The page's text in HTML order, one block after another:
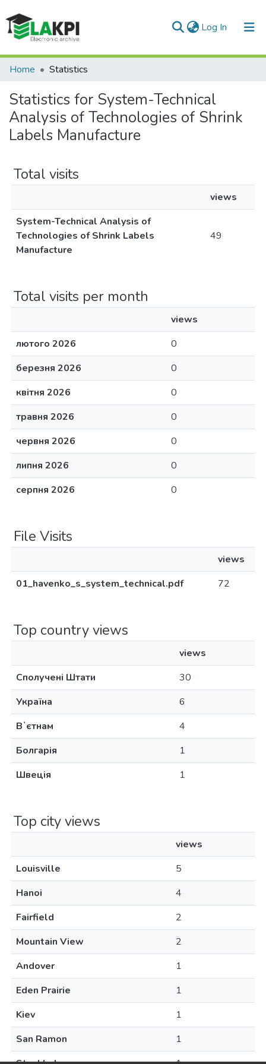
Log In (current)
Communities & Collections
All of DSpace
Home Statistics
Statistics for System-Technical
Analysis of Technologies of Shrink
Labels Manufacture
Total visits
views
System-Technical Analysis of
Technologies of Shrink Labels
Manufacture
49
Total visits per month
views
лютого 2026
0
березня 2026
0
квітня 2026
0
травня 2026
0
червня 2026
0
липня 2026
0
серпня 2026
0
File Visits
views
01_havenko_s_system_technical.pdf
72
Top country views
views
Сполучені Штати
30
Україна
6
Вʼєтнам
4
Болгарія
1
Швеція
1
Top city views
views
Louisville
5
Hanoi
4
Fairfield
2
Mountain View
2
Andover
1
Eden Prairie
1
Kiev
1
San Ramon
1